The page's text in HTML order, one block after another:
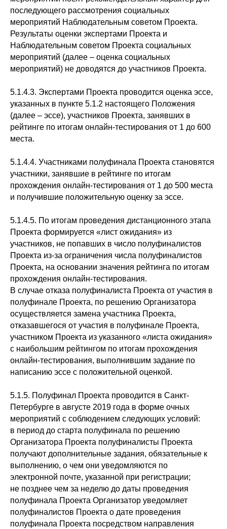
последующего рассмотрения социальных
мероприятий Наблюдательным советом Проекта.
Результаты оценки экспертами Проекта и
Наблюдательным советом Проекта социальных
мероприятий (далее – оценка социальных
мероприятий) не доводятся до участников Проекта.
5.1.4.3. Экспертами Проекта проводится оценка эссе,
указанных в пункте 5.1.2 настоящего Положения
(далее – эссе), участников Проекта, занявших в
рейтинге по итогам онлайн-тестирования от 1 до 600
места.
5.1.4.4. Участниками полуфинала Проекта становятся
участники, занявшие в рейтинге по итогам
прохождения онлайн-тестирования от 1 до 500 места
и получившие положительную оценку за эссе.
5.1.4.5. По итогам проведения дистанционного этапа
Проекта формируется «лист ожидания» из
участников, не попавших в число полуфиналистов
Проекта из-за ограничения числа полуфиналистов
Проекта, на основании значения рейтинга по итогам
прохождения онлайн-тестирования.
В случае отказа полуфиналиста Проекта от участия в
полуфинале Проекта, по решению Организатора
осуществляется замена участника Проекта,
отказавшегося от участия в полуфинале Проекта,
участником Проекта из указанного «листа ожидания»
с наибольшим рейтингом по итогам прохождения
онлайн-тестирования, выполнившим задание по
написанию эссе с положительной оценкой.
5.1.5. Полуфинал Проекта проводится в Санкт-
Петербурге в августе 2019 года в форме очных
мероприятий с соблюдением следующих условий:
в период до старта полуфинала по решению
Организатора Проекта полуфиналисты Проекта
получают дополнительные задания, обязательные к
выполнению, о чем они уведомляются по
электронной почте, указанной при регистрации;
не позднее чем за неделю до даты проведения
полуфинала Проекта Организатор уведомляет
полуфиналистов Проекта о дате проведения
полуфинала Проекта посредством направления